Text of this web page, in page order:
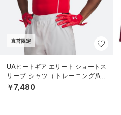
直営限定
UAヒートギア エリート ショートス
リーブ シャツ（トレーニング/ME
N）
￥7,480